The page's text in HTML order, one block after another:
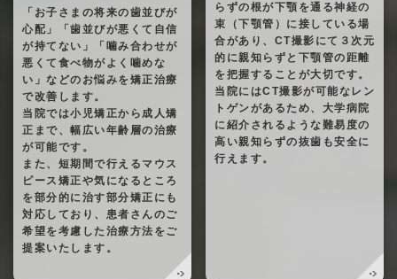
「お子さまの将来の歯並びが
心配」「歯並びが悪くて自信
が持てない」「噛み合わせが
悪くて食べ物がよく噛めな
い」などのお悩みを矯正治療
で改善します。
当院では小児矯正から成人矯
正まで、幅広い年齢層の治療
が可能です。
また、短期間で行えるマウス
ピース矯正や気になるところ
を部分的に治す部分矯正にも
対応しており、患者さんのご
希望を考慮した治療方法をご
提案いたします。
らずの根が下顎を通る神経の
束（下顎管）に接している場
合があり、CT撮影にて３次元
的に親知らずと下顎管の距離
を把握することが大切です。
当院にはCT撮影が可能なレン
トゲンがあるため、大学病院
に紹介されるような難易度の
高い親知らずの抜歯も安全に
行えます。